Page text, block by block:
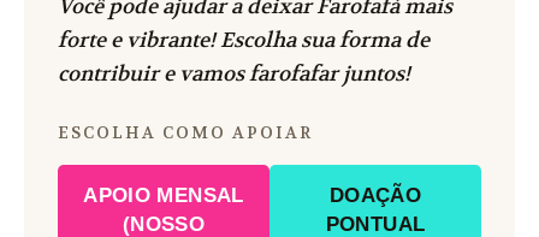
Você pode ajudar a deixar Farofafá mais
forte e vibrante! Escolha sua forma de
contribuir e vamos farofafar juntos!
ESCOLHA COMO APOIAR
APOIO MENSAL
(NOSSO
DOAÇÃO
PONTUAL